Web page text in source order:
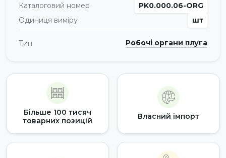
Каталоговий номер
PK0.000.06-ORG
Одиниця виміру
шт
Тип Робочі органи плуга
Більше 100 тисяч
товарних позицій
Власний імпорт